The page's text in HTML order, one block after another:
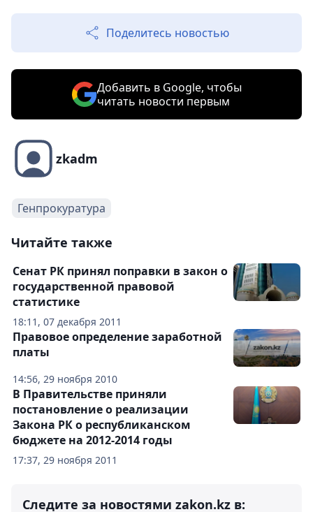
Поделитесь новостью
Добавить в Google, чтобы
читать новости первым
zkadm
Генпрокуратура
Читайте также
18:11, 07 декабря 2011
Сенат РК принял поправки в закон о
государственной правовой
статистике
14:56, 29 ноября 2010
Правовое определение заработной
платы
17:37, 29 ноября 2011
В Правительстве приняли
постановление о реализации
Закона РК о республиканском
бюджете на 2012-2014 годы
Следите за новостями zakon.kz в: